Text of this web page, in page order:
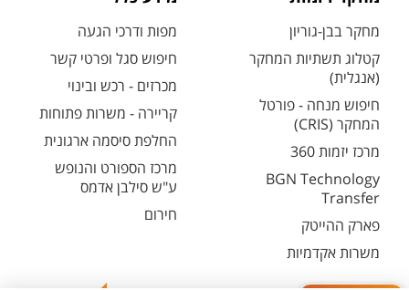
מחקר בבן-גוריון
קטלוג תשתיות המחקר
(אנגלית)
חיפוש מנחה - פורטל
המחקר (CRIS)
מרכז יזמות 360
BGN Technology
Transfer
פארק ההייטק
משרות אקדמיות
מפות ודרכי הגעה
חיפוש סגל ופרטי קשר
מכרזים - רכש ובינוי
קריירה - משרות פתוחות
החלפת סיסמה ארגונית
מרכז הספורט והנופש
ע"ש סילבן אדמס
חירום